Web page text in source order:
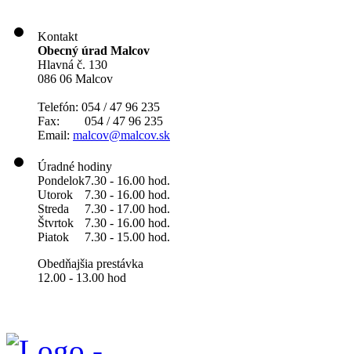
Kontakt
Obecný úrad Malcov
Hlavná č. 130
086 06 Malcov
Telefón: 054 / 47 96 235
Fax: 054 / 47 96 235
Email: malcov@malcov.sk
Úradné hodiny
Pondelok7.30 - 16.00 hod.
Utorok
7.30 - 16.00 hod.
Streda
7.30 - 17.00 hod.
Štvrtok
7.30 - 16.00 hod.
Piatok
7.30 - 15.00 hod.
Obedňajšia prestávka
12.00 - 13.00 hod